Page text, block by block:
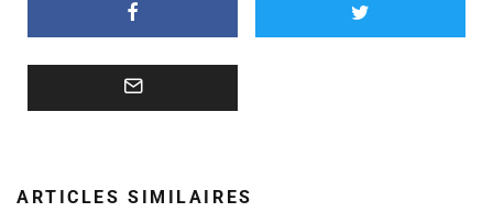
ARTICLES SIMILAIRES